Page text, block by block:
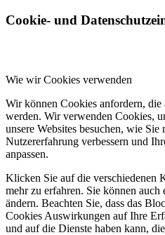
Cookie- und
Wie wir Cookies verwenden
Wir können Cookies anfordern,
werden. Wir verwenden Cookies,
unsere Websites besuchen, wie
Nutzererfahrung verbessern und
anpassen.
Klicken Sie auf die verschiedenen
mehr zu erfahren. Sie können
ändern. Beachten Sie, dass das
Cookies Auswirkungen auf Ihre
und auf die Dienste haben kann,